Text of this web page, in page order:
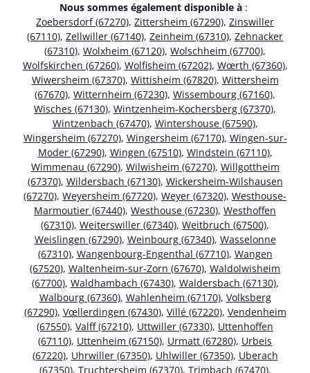
Nous sommes également disponible à :
Zoebersdorf (67270), Zittersheim (67290), Zinswiller
(67110), Zellwiller (67140), Zeinheim (67310), Zehnacker
(67310), Wolxheim (67120), Wolschheim (67700),
Wolfskirchen (67260), Wolfisheim (67202), Wœrth (67360),
Wiwersheim (67370), Wittisheim (67820), Wittersheim
(67670), Witternheim (67230), Wissembourg (67160),
Wisches (67130), Wintzenheim-Kochersberg (67370),
Wintzenbach (67470), Wintershouse (67590),
Wingersheim (67270), Wingersheim (67170), Wingen-sur-
Moder (67290), Wingen (67510), Windstein (67110),
Wimmenau (67290), Wilwisheim (67270), Willgottheim
(67370), Wildersbach (67130), Wickersheim-Wilshausen
(67270), Weyersheim (67720), Weyer (67320), Westhouse-
Marmoutier (67440), Westhouse (67230), Westhoffen
(67310), Weiterswiller (67340), Weitbruch (67500),
Weislingen (67290), Weinbourg (67340), Wasselonne
(67310), Wangenbourg-Engenthal (67710), Wangen
(67520), Waltenheim-sur-Zorn (67670), Waldolwisheim
(67700), Waldhambach (67430), Waldersbach (67130),
Walbourg (67360), Wahlenheim (67170), Volksberg
(67290), Vœllerdingen (67430), Villé (67220), Vendenheim
(67550), Valff (67210), Uttwiller (67330), Uttenhoffen
(67110), Uttenheim (67150), Urmatt (67280), Urbeis
(67220), Uhrwiller (67350), Uhlwiller (67350), Uberach
(67350), Truchtersheim (67370), Trimbach (67470),